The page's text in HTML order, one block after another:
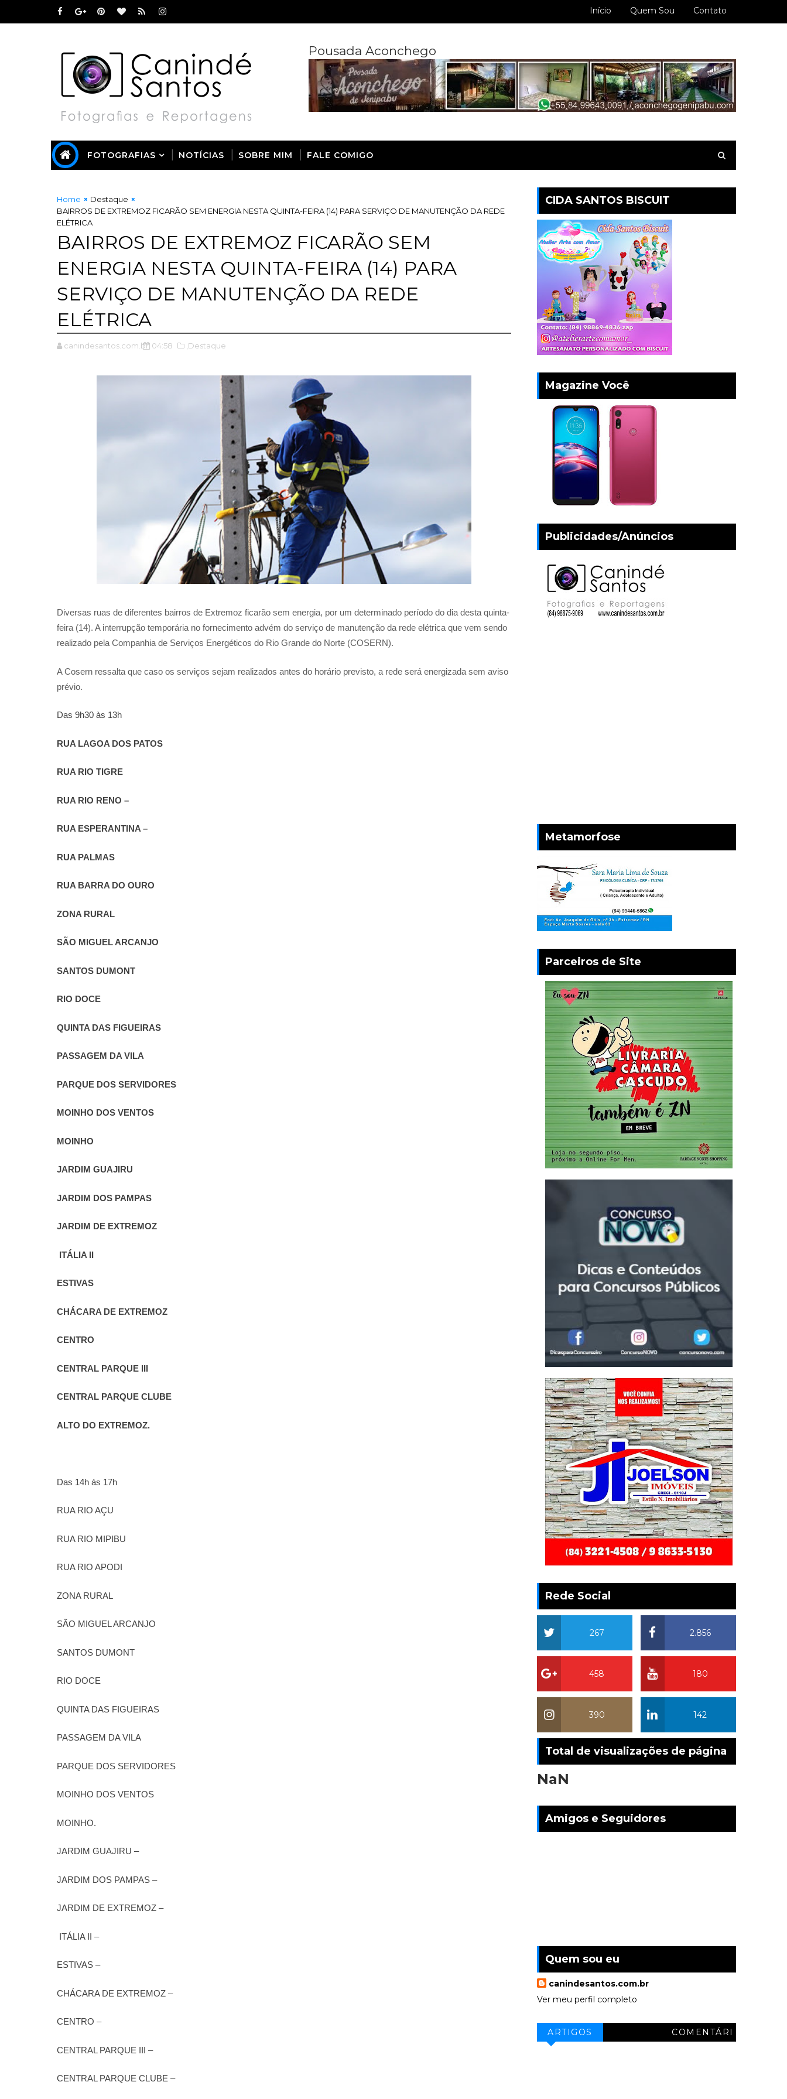
Início Quem Sou Contato
Pousada Aconchego
FOTOGRAFIAS NOTÍCIAS SOBRE MIM FALE COMIGO
Home
Destaque
BAIRROS DE EXTREMOZ FICARÃO SEM ENERGIA NESTA QUINTA-FEIRA (14) PARA SERVIÇO DE MANUTENÇÃO DA REDE
ELÉTRICA
BAIRROS DE EXTREMOZ FICARÃO SEM
ENERGIA NESTA QUINTA-FEIRA (14) PARA
SERVIÇO DE MANUTENÇÃO DA REDE
ELÉTRICA
canindesantos.com.br 04:58 ,Destaque
Diversas ruas de diferentes bairros de Extremoz ficarão sem energia, por um determinado período do dia desta quinta-
feira (14). A interrupção temporária no fornecimento advém do serviço de manutenção da rede elétrica que vem sendo
realizado pela Companhia de Serviços Energéticos do Rio Grande do Norte (COSERN).
A Cosern ressalta que caso os serviços sejam realizados antes do horário previsto, a rede será energizada sem aviso
prévio.
Das 9h30 às 13h
RUA LAGOA DOS PATOS
RUA RIO TIGRE
RUA RIO RENO –
RUA ESPERANTINA –
RUA PALMAS
RUA BARRA DO OURO
ZONA RURAL
SÃO MIGUEL ARCANJO
SANTOS DUMONT
RIO DOCE
QUINTA DAS FIGUEIRAS
PASSAGEM DA VILA
PARQUE DOS SERVIDORES
MOINHO DOS VENTOS
MOINHO
JARDIM GUAJIRU
JARDIM DOS PAMPAS
JARDIM DE EXTREMOZ
ITÁLIA II
ESTIVAS
CHÁCARA DE EXTREMOZ
CENTRO
CENTRAL PARQUE III
CENTRAL PARQUE CLUBE
ALTO DO EXTREMOZ.
Das 14h ás 17h
RUA RIO AÇU
RUA RIO MIPIBU
RUA RIO APODI
ZONA RURAL
SÃO MIGUEL ARCANJO
SANTOS DUMONT
RIO DOCE
QUINTA DAS FIGUEIRAS
PASSAGEM DA VILA
PARQUE DOS SERVIDORES
MOINHO DOS VENTOS
MOINHO.
JARDIM GUAJIRU –
JARDIM DOS PAMPAS –
JARDIM DE EXTREMOZ –
ITÁLIA II –
ESTIVAS –
CHÁCARA DE EXTREMOZ –
CENTRO –
CENTRAL PARQUE III –
CENTRAL PARQUE CLUBE –
CIDA SANTOS BISCUIT
Magazine Você
Publicidades/Anúncios
Metamorfose
Parceiros de Site
Rede Social
2.856
267
180
458
142
390
Total de visualizações de página
NaN
Amigos e Seguidores
Quem sou eu
canindesantos.com.br
Ver meu perfil completo
ARTIGOS
COMENTÁRI